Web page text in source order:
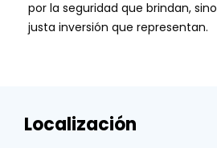
por la seguridad que brindan,
justa inversión que representan.
Localización